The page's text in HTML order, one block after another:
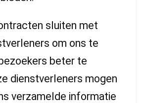
sluiten met
om ons te
beter te
dienstverleners mogen
verzamelde informatie